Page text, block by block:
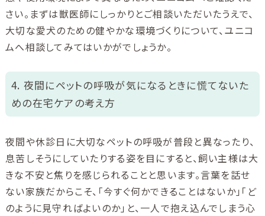
さい。まずは獣医師にしっかりとご相談いただいたうえで、
大切な愛犬のための健やかな環境づくりについて、ユニコ
ムへ相談してみてはいかがでしょうか。
4. 夜間にペットの呼吸が気になるときに慌てないた
めの在宅ケアの考え方
夜間や休診日に大切なペットの呼吸が普段と異なったり、
息苦しそうにしていたりする姿を目にすると、飼い主様は大
きな不安と焦りを感じられることと思います。言葉を話せ
ない家族だからこそ、「今すぐ何かできることはないか」「ど
のように見守ればよいのか」と、一人で抱え込んでしまう心